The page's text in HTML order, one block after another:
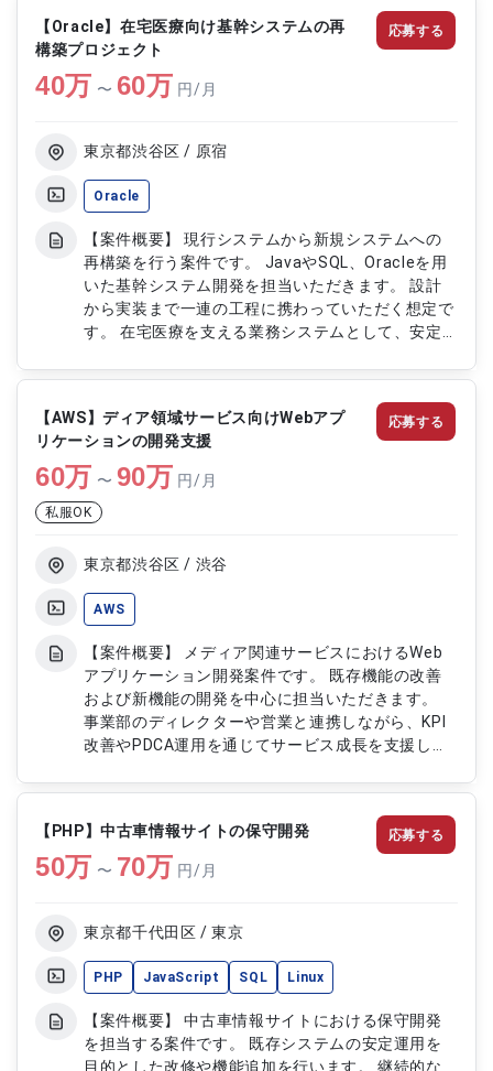
の再構築対応 ・Python（Flask）およびVue.jsを用
いた開発対応 ・OracleからPostgreSQLへのデータ
ベース移行対応 ・システムのパフォーマンスチュ
ーニング対応 ・製造業向け勤怠業務要件に応じた
機能改修対応
【Oracle】在宅医療向け基幹システムの再
構築プロジェクト
40万 〜 60万 円/月
東京都渋谷区 / 原宿
Oracle
【案件概要】 現行システムから新規システムへの
再構築を行う案件です。 JavaやSQL、Oracleを用
いた基幹システム開発を担当いただきます。 設計
から実装まで一連の工程に携わっていただく想定で
す。 在宅医療を支える業務システムとして、安定
・JavaおよびSQLを用いたシステム開発 ・Oracle
環境でのデータベース対応 ・基幹システム再構築
に伴う設計対応 ・機能実装および改修対応 ・テス
ト実施および品質確認対応
応募する
【AWS】ディア領域サービス向けWebアプ
リケーションの開発支援
60万 〜 90万 円/月
私服OK
東京都渋谷区 / 渋谷
AWS
【案件概要】 メディア関連サービスにおけるWeb
アプリケーション開発案件です。 既存機能の改善
および新機能の開発を中心に担当いただきます。
事業部のディレクターや営業と連携しながら、KPI
改善やPDCA運用を通じてサービス成長を支援しま
境で、短期開発サイクルを回すプロジェクトです。
【作業内容】 ・既存機能の改善および新機能開発
対応 ・ディレクターおよび営業との連携によるサ
ービス開発 ・KPI改善に向けたPDCAサイクルの実
行支援 ・PHPおよび独自フレームワークを用いた開
よび機能改善
応募する
【PHP】中古車情報サイトの保守開発
50万 〜 70万 円/月
東京都千代田区 / 東京
PHP JavaScript SQL Linux
【案件概要】 中古車情報サイトにおける保守開発
を担当する案件です。 既存システムの安定運用を
目的とした改修や機能追加を行います。 継続的な
応募する